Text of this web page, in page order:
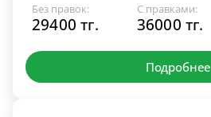
Без правок:
29400 тг.
С правками:
36000 тг.
Подробнее